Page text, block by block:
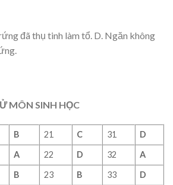
đã thụ tinh làm tổ. D. Ngăn không
MÔN SINH HỌC
B 21 C 31
D
A 22 D 32
A
B 23 B 33
D